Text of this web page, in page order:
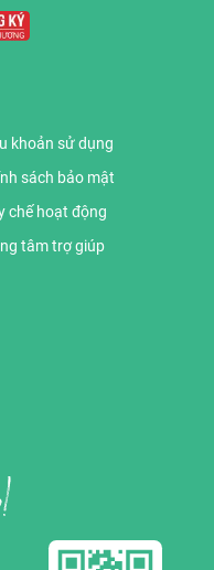
khoản sử dụng
sách bảo mật
chế hoạt động
tâm trợ giúp